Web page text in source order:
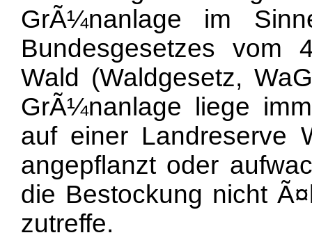
GrÃ¼nanlage im
Bundesgesetzes
Wald (Waldgesetz,
GrÃ¼nanlage liege
auf einer Landreserve
angepflanzt oder
die Bestockung nicht
zutreffe.